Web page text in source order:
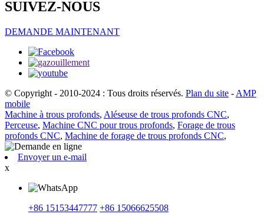
SUIVEZ-NOUS
DEMANDE MAINTENANT
© Copyright - 2010-2024 : Tous droits réservés. Plan du site - AMP
mobile
Machine à trous profonds, Aléseuse de trous profonds CNC,
Perceuse, Machine CNC pour trous profonds, Forage de trous
profonds CNC, Machine de forage de trous profonds CNC,
Envoyer un e-mail
x
+86 15153447777 +86 15066625508